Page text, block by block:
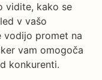
vidite, kako se
v vašo
vodijo promet na
vam omogoča
konkurenti.